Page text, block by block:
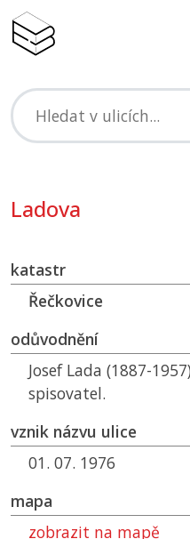
Ladova
katastr
Řečkovice
odůvodnění
Josef Lada (1887-
spisovatel.
vznik názvu ulice
01. 07. 1976
mapa
zobrazit na mapě